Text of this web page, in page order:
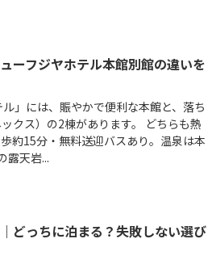
ーフジヤホテル本館別館の違いを
ル」には、賑やかで便利な本館と、落ち
クス）の2棟があります。 どちらも熱
約15分・無料送迎バスあり。温泉は本
露天岩...
どっちに泊まる？失敗しない選び